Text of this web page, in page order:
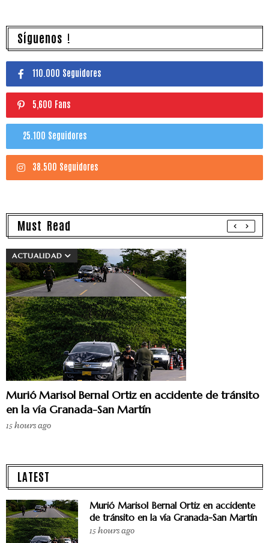
Síguenos !
110.000 Seguidores
5,600 Fans
25.100 Seguidores
38.500 Seguidores
Must Read
ACTUALIDAD
Murió Marisol Bernal Ortiz en accidente de tránsito
en la vía Granada-San Martín
15 hours ago
LATEST
Murió Marisol Bernal Ortiz en accidente
de tránsito en la vía Granada-San Martín
15 hours ago